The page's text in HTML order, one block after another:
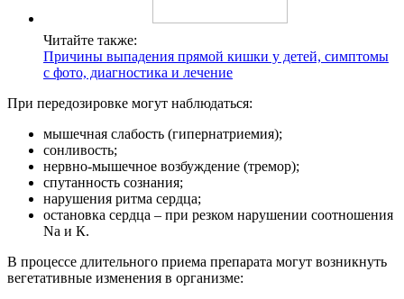
Читайте также:
Причины выпадения прямой кишки у детей, симптомы
с фото, диагностика и лечение
При передозировке могут наблюдаться:
мышечная слабость (гипернатриемия);
сонливость;
нервно-мышечное возбуждение (тремор);
спутанность сознания;
нарушения ритма сердца;
остановка сердца – при резком нарушении соотношения
Na и К.
В процессе длительного приема препарата могут возникнуть
вегетативные изменения в организме: